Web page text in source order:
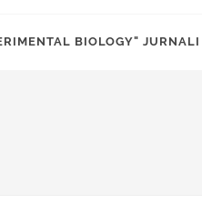
BIOLOGY" JURNALI